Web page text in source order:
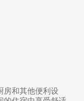
房和其他便利设